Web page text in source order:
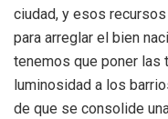
ciudad, y esos
para arreglar el bien
tenemos que poner las
luminosidad a los
de que se consolide